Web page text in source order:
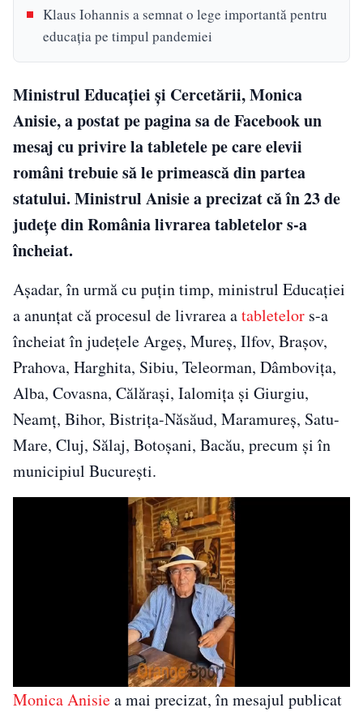
Klaus Iohannis a semnat o lege importantă pentru
educația pe timpul pandemiei
Ministrul Educației și Cercetării, Monica
Anisie, a postat pe pagina sa de Facebook un
mesaj cu privire la tabletele pe care elevii
români trebuie să le primească din partea
statului. Ministrul Anisie a precizat că în 23 de
județe din România livrarea tabletelor s-a
încheiat.
Așadar, în urmă cu puțin timp, ministrul Educației
a anunțat că procesul de livrarea atabletelor s-a
încheiat în județele Argeș, Mureș, Ilfov, Brașov,
Prahova, Harghita, Sibiu, Teleorman, Dâmbovița,
Alba, Covasna, Călărași, Ialomița și Giurgiu,
Neamț, Bihor, Bistrița-Năsăud, Maramureș, Satu-
Mare, Cluj, Sălaj, Botoșani, Bacău, precum și în
municipiul București.
Monica Anisiea mai precizat, în mesajul publicat